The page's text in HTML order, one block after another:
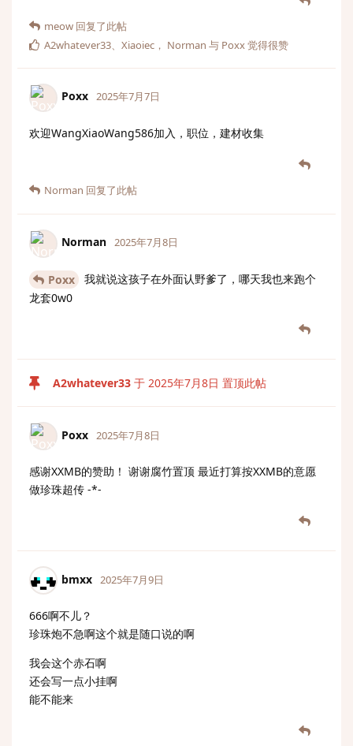
meow 回复了此帖
A2whatever33
Xiaoiec ， Norman 与 Poxx觉得很赞
Poxx 2025年7月7日
欢迎WangXiaoWang586加入，职位，建材收集
Norman 回复了此帖
Norman 2025年7月8日
Poxx
我就说这孩子在外面认野爹了，哪天我也来跑个
龙套0w0
A2whatever33 于 2025年7月8日 置顶此帖
Poxx 2025年7月8日
感谢XXMB的赞助！ 谢谢腐竹置顶 最近打算按XXMB的意愿
做珍珠超传 -*-
bmxx 2025年7月9日
666啊不儿？
珍珠炮不急啊这个就是随口说的啊
我会这个赤石啊
还会写一点小挂啊
能不能来